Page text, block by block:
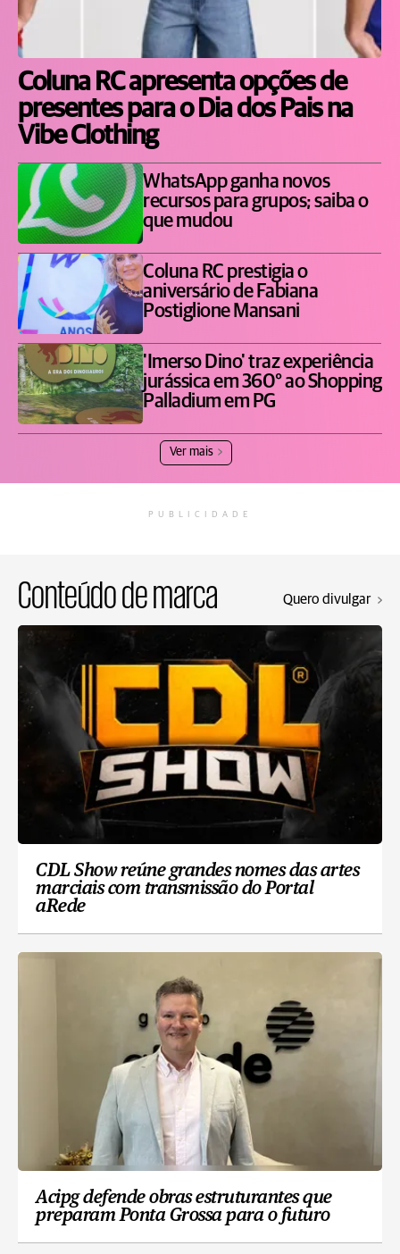
Coluna RC apresenta opções de
presentes para o Dia dos Pais na
Vibe Clothing
WhatsApp ganha novos
recursos para grupos; saiba o
que mudou
Coluna RC prestigia o
aniversário de Fabiana
Postiglione Mansani
'Imerso Dino' traz experiência
jurássica em 360° ao Shopping
Palladium em PG
Ver mais
PUBLICIDADE
Conteúdo de marca Quero divulgar
CDL Show reúne grandes nomes das artes
marciais com transmissão do Portal
aRede
Acipg defende obras estruturantes que
preparam Ponta Grossa para o futuro